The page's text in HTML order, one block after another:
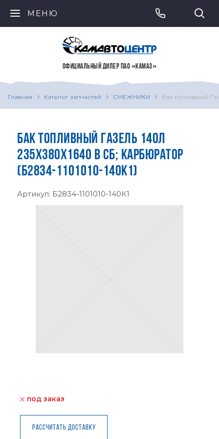
МЕНЮ
ОФИЦИАЛЬНЫЙ ДИЛЕР ПАО «КАМАЗ»
Главная Каталог запчастей СМЕЖНИКИ бак топливный
БАК ТОПЛИВНЫЙ ГАЗЕЛЬ 140Л
235Х380Х1640 В СБ; КАРБЮРАТОР
(Б2834-1101010-140К1)
Артикул: Б2834-1101010-140К1
под заказ
Рассчитать доставку